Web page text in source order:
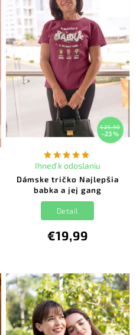
€25,90
–23 %
Dámske tričko Najlepšia
babka a jej gang
Ihneď k odoslaniu
€19,99
Detail